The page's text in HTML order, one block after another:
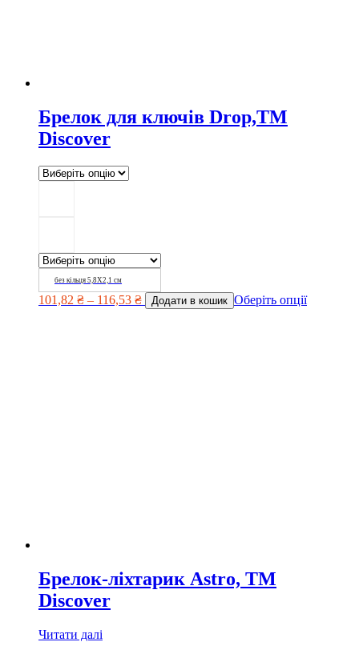
Брелок для ключів Drop,TM
Discover
без кільця 5,8Х2,1 см
101,82 ₴ – 116,53 ₴ Додати в кошик Оберіть опції
Брелок-ліхтарик Astro, TM
Discover
Читати далі